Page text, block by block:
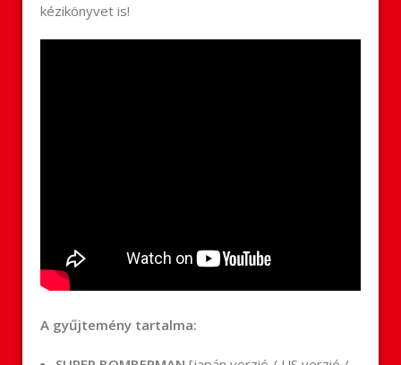
kézikönyvet is!
A gyűjtemény tartalma: